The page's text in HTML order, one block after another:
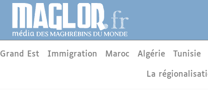
Grand Est Immigration Maroc Algérie Tunisie
La